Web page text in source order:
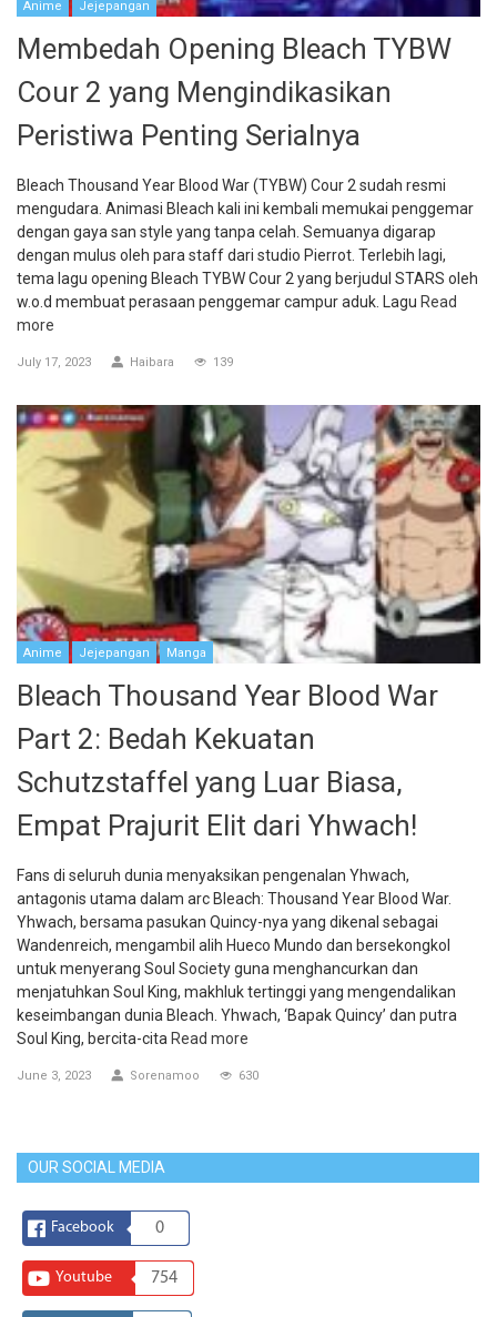
Anime Jejepangan
Membedah Opening Bleach TYBW
Cour 2 yang Mengindikasikan
Peristiwa Penting Serialnya
Bleach Thousand Year Blood War (TYBW) Cour 2 sudah resmi
mengudara. Animasi Bleach kali ini kembali memukai penggemar
dengan gaya san style yang tanpa celah. Semuanya digarap
dengan mulus oleh para staff dari studio Pierrot. Terlebih lagi,
tema lagu opening Bleach TYBW Cour 2 yang berjudul STARS oleh
w.o.d membuat perasaan penggemar campur aduk. Lagu Read
more
July 17, 2023 Haibara 139
Anime Jejepangan Manga
Bleach Thousand Year Blood War
Part 2: Bedah Kekuatan
Schutzstaffel yang Luar Biasa,
Empat Prajurit Elit dari Yhwach!
Fans di seluruh dunia menyaksikan pengenalan Yhwach,
antagonis utama dalam arc Bleach: Thousand Year Blood War.
Yhwach, bersama pasukan Quincy-nya yang dikenal sebagai
Wandenreich, mengambil alih Hueco Mundo dan bersekongkol
untuk menyerang Soul Society guna menghancurkan dan
menjatuhkan Soul King, makhluk tertinggi yang mengendalikan
keseimbangan dunia Bleach. Yhwach, ‘Bapak Quincy’ dan putra
Soul King, bercita-cita Read more
June 3, 2023 Sorenamoo 630
OUR SOCIAL MEDIA
Facebook 0
Youtube 754